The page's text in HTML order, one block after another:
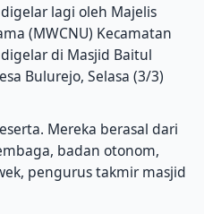
lagi oleh Majelis
(MWCNU) Kecamatan
di Masjid Baitul
Bulurejo, Selasa (3/3)
Mereka berasal dari
badan otonom,
pengurus takmir masjid